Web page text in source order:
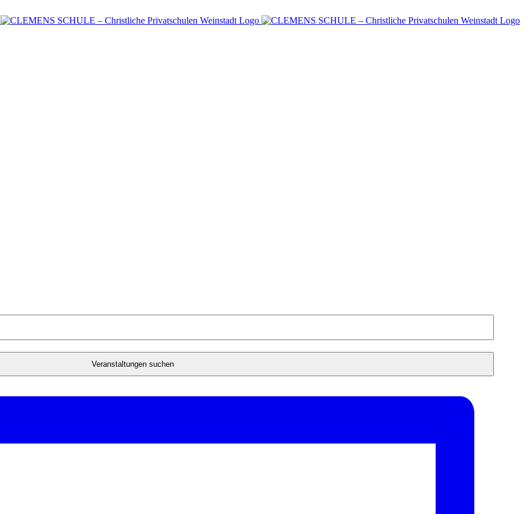
Veranstaltungen suchen